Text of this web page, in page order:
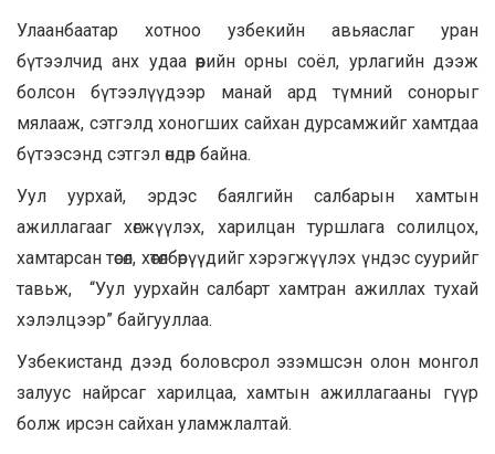
Улаанбаатар хотноо узбекийн авьяаслаг уран
бүтээлчид анх удаа өөрийн орны соёл, урлагийн дээж
болсон бүтээлүүдээр манай ард түмний сонорыг
мялааж, сэтгэлд хоногших сайхан дурсамжийг хамтдаа
бүтээсэнд сэтгэл өндөр байна.
Уул уурхай, эрдэс баялгийн салбарын хамтын
ажиллагааг хөгжүүлэх, харилцан туршлага солилцох,
хамтарсан төсөл, хөтөлбөрүүдийг хэрэгжүүлэх үндэс суурийг
тавьж, “Уул уурхайн салбарт хамтран ажиллах тухай
хэлэлцээр” байгууллаа.
Узбекистанд дээд боловсрол эзэмшсэн олон монгол
залуус найрсаг харилцаа, хамтын ажиллагааны гүүр
болж ирсэн сайхан уламжлалтай.